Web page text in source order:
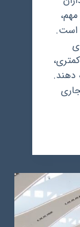
است.
دهند.